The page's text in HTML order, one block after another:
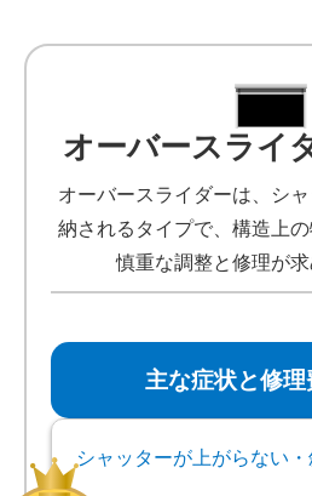
オーバースライ
オーバースライダーは、シ
納されるタイプで、構造上の
慎重な調整と修理が求
主な症状と修
シャッターが上がらない